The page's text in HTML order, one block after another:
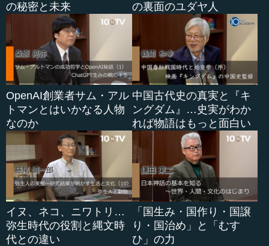
の秘密と未来
の裏面のユダヤ人
OpenAI創業者サム・アル
トマンとはいかなる人物
なのか
中国古代史の真実と『キ
ングダム』…史実がわか
れば物語はもっと面白い
イヌ、ネコ、ニワトリ…
弥生時代の役割と縄文時
代との違い
「国生み・国作り・国譲
り・国治め」と「むす
ひ」の力